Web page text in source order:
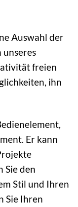
Auswahl der
freien
ihn
Er kann
Sie den
Stil und Ihren
Sie Ihren